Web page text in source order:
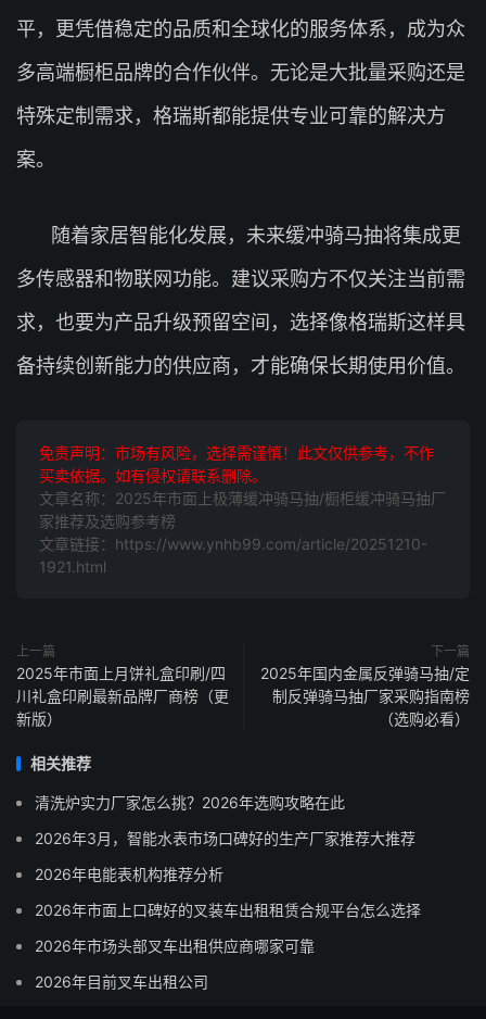
平，更凭借稳定的品质和全球化的服务体系，成为众
多高端橱柜品牌的合作伙伴。无论是大批量采购还是
特殊定制需求，格瑞斯都能提供专业可靠的解决方
案。
随着家居智能化发展，未来缓冲骑马抽将集成更
多传感器和物联网功能。建议采购方不仅关注当前需
求，也要为产品升级预留空间，选择像格瑞斯这样具
备持续创新能力的供应商，才能确保长期使用价值。
免责声明：市场有风险，选择需谨慎！此文仅供参考，不作
买卖依据。如有侵权请联系删除。
文章名称：2025年市面上极薄缓冲骑马抽/橱柜缓冲骑马抽厂
家推荐及选购参考榜
文章链接：https://www.ynhb99.com/article/20251210-
1921.html
上一篇
2025年市面上月饼礼盒印刷/四
川礼盒印刷最新品牌厂商榜（更
新版）
下一篇
2025年国内金属反弹骑马抽/定
制反弹骑马抽厂家采购指南榜
（选购必看）
相关推荐
清洗炉实力厂家怎么挑？2026年选购攻略在此
2026年3月，智能水表市场口碑好的生产厂家推荐大推荐
2026年电能表机构推荐分析
2026年市面上口碑好的叉装车出租租赁合规平台怎么选择
2026年市场头部叉车出租供应商哪家可靠
2026年目前叉车出租公司